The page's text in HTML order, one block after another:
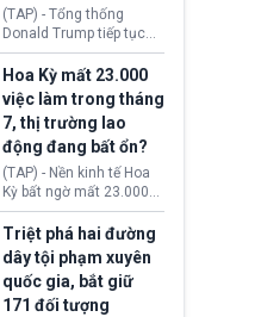
(TAP) - Tổng thống
Donald Trump tiếp tục
cho rằng, hồ phản chiếu
trước Đài tưởng niệm
Lincoln bị phá hoại. Lãnh
đạo Nhà Trắng yêu cầu
Bộ Tư pháp (DOJ) xem
xét lại quyết định hủy
truy tố những cá nhân bị
nghi ngờ làm hư hại
công trình.
Hoa Kỳ mất 23.000
việc làm trong tháng
7, thị trường lao
động đang bất ổn?
(TAP) - Nền kinh tế Hoa
Kỳ bất ngờ mất 23.000
việc làm vào tháng 7,
cho thấy thị trường lao
động có dấu hiệu suy
yếu sau thời gian duy trì
tương đối ổn định suốt
nửa năm 2026.
Triệt phá hai đường
dây tội phạm xuyên
quốc gia, bắt giữ
171 đối tượng